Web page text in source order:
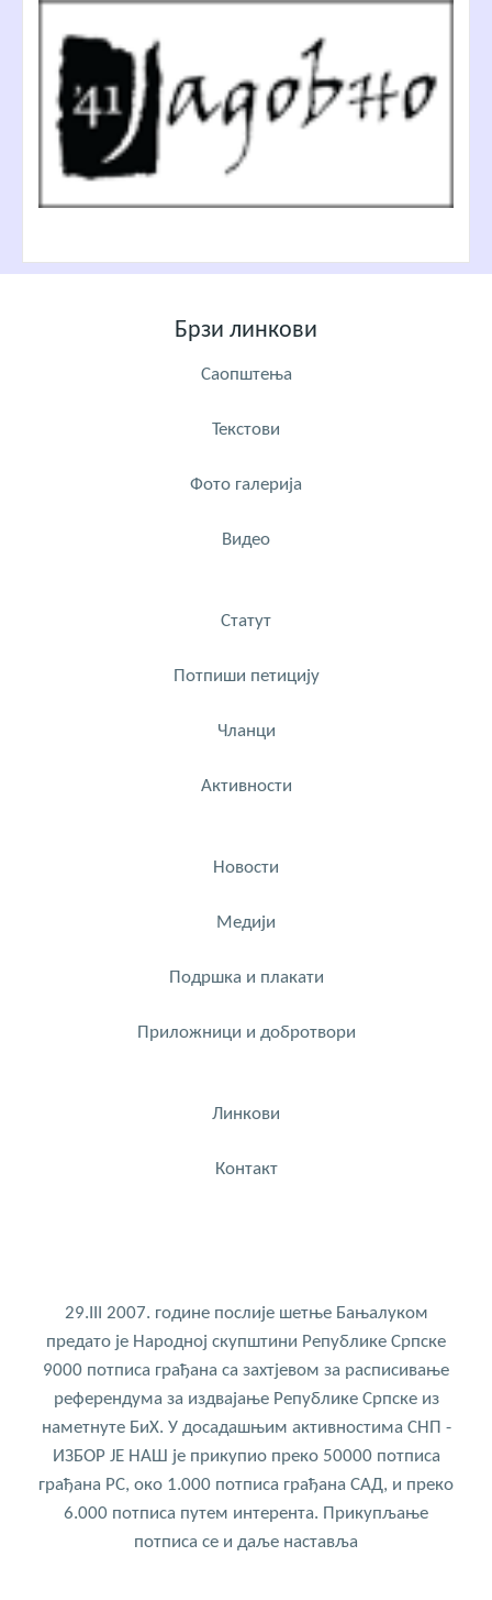
Брзи линкови
Саопштења
Текстови
Фото галерија
Видео
Статут
Потпиши петицију
Чланци
Активности
Новости
Медији
Подршка и плакати
Приложници и добротвори
Линкови
Контакт
29.III 2007. године послије шетње Бањалуком
предато је Народној скупштини Републике Српске
9000 потписа грађана са захтјевом за расписивање
референдума за издвајање Републике Српске из
наметнуте БиХ. У досадашњим активностима СНП -
ИЗБОР ЈЕ НАШ је прикупио преко 50000 потписа
грађана РС, око 1.000 потписа грађана САД, и преко
6.000 потписа путем интерента. Прикупљање
потписа се и даље наставља